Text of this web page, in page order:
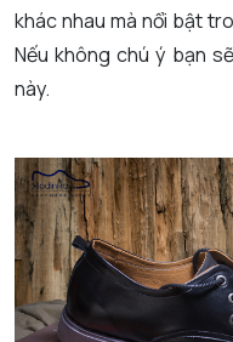
khác nhau mà nổi bật
Nếu không chú ý bạn
này.